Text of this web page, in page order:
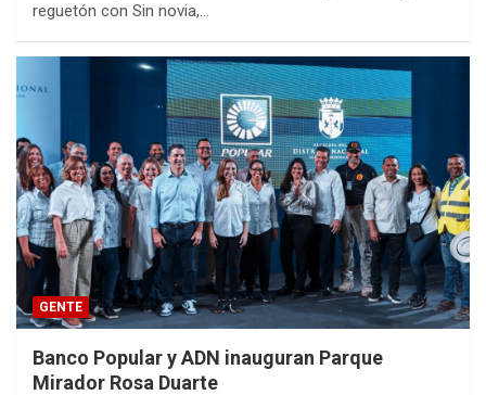
reguetón con Sin novia,…
GENTE
Banco Popular y ADN inauguran Parque
Mirador Rosa Duarte